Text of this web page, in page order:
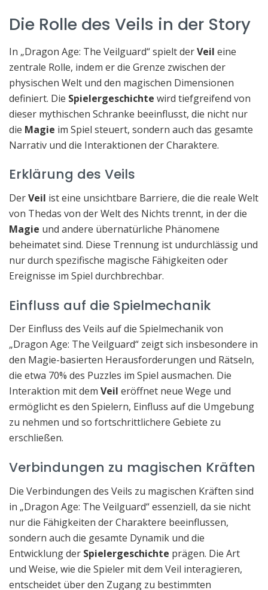
Die Rolle des Veils in der Story
In „Dragon Age: The Veilguard“ spielt derVeil eine
zentrale Rolle, indem er die Grenze zwischen der
physischen Welt und den magischen Dimensionen
definiert. Die Spielergeschichte wird tiefgreifend von
dieser mythischen Schranke beeinflusst, die nicht nur
die Magie im Spiel steuert, sondern auch das gesamte
Narrativ und die Interaktionen der Charaktere.
Erklärung des Veils
DerVeil ist eine unsichtbare Barriere, die die reale Welt
von Thedas von der Welt des Nichts trennt, in der die
Magie und andere übernatürliche Phänomene
beheimatet sind. Diese Trennung ist undurchlässig und
nur durch spezifische magische Fähigkeiten oder
Ereignisse im Spiel durchbrechbar.
Einfluss auf die Spielmechanik
Der Einfluss des Veils auf die Spielmechanik von
„Dragon Age: The Veilguard“ zeigt sich insbesondere in
den Magie-basierten Herausforderungen und Rätseln,
die etwa 70% des Puzzles im Spiel ausmachen. Die
Interaktion mit dem Veil eröffnet neue Wege und
ermöglicht es den Spielern, Einfluss auf die Umgebung
zu nehmen und so fortschrittlichere Gebiete zu
erschließen.
Verbindungen zu magischen Kräften
Die Verbindungen des Veils zu magischen Kräften sind
in „Dragon Age: The Veilguard“ essenziell, da sie nicht
nur die Fähigkeiten der Charaktere beeinflussen,
sondern auch die gesamte Dynamik und die
Entwicklung der Spielergeschichte prägen. Die Art
und Weise, wie die Spieler mit dem Veil interagieren,
entscheidet über den Zugang zu bestimmten